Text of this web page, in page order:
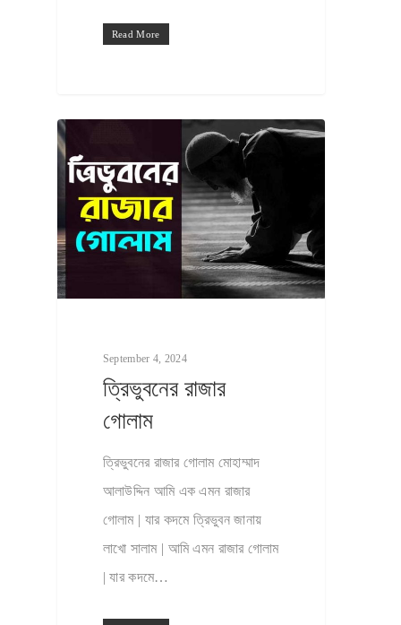
Read More
September 4, 2024
ত্রিভুবনের রাজার
গোলাম
ত্রিভুবনের রাজার গোলাম মোহাম্মাদ
আলাউদ্দিন আমি এক এমন রাজার
গোলাম | যার কদমে ত্রিভুবন জানায়
লাখো সালাম | আমি এমন রাজার গোলাম
| যার কদমে…